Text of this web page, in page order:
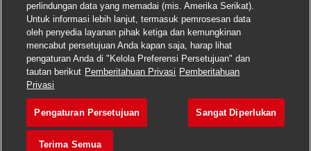
Lamar pekerjaan ini
Simpan pekerjaan Postbote für Pakete
perlindungan data yang memadai (mis. Amerika Serikat).
Untuk informasi lebih lanjut, termasuk pemrosesan data
oleh penyedia layanan pihak ketiga dan kemungkinan
mencabut persetujuan Anda kapan saja, harap lihat
pengaturan Anda di "Kelola Preferensi Persetujuan" dan
tautan berikut Pemberitahuan Privasi Pemberitahuan
Privasi
Pengaturan Persetujuan Sangat Diperlukan
Terima Semua